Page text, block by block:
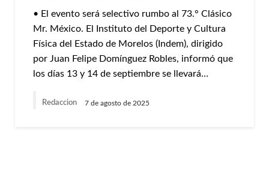
• El evento será selectivo rumbo al 73.° Clásico
Mr. México. El Instituto del Deporte y Cultura
Física del Estado de Morelos (Indem), dirigido
por Juan Felipe Domínguez Robles, informó que
los días 13 y 14 de septiembre se llevará…
Redaccion 7 de agosto de 2025